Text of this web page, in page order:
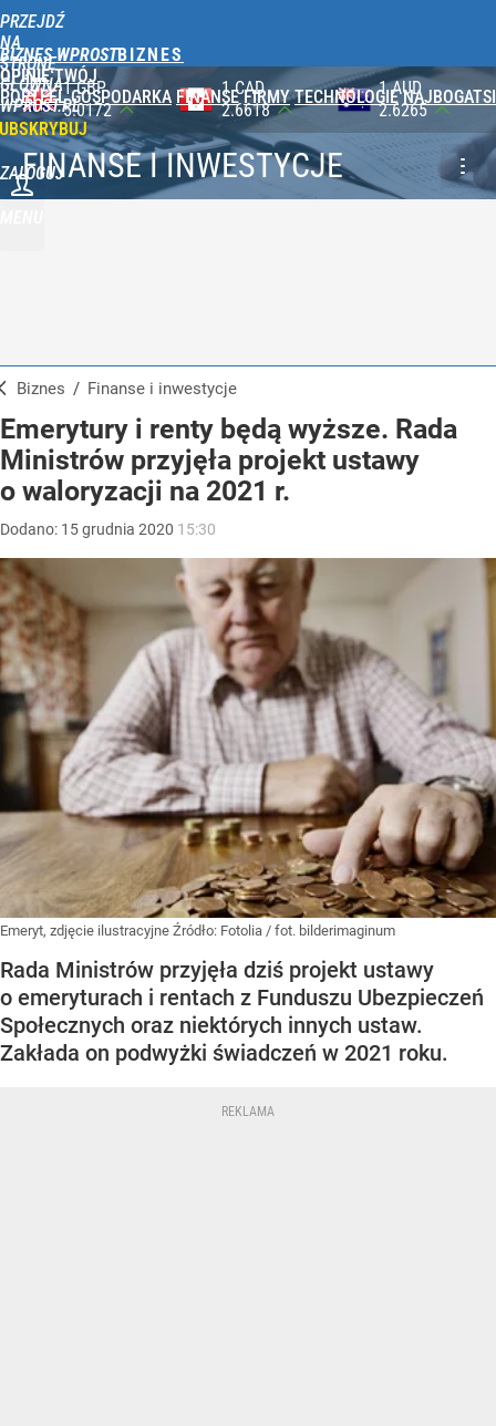
PRZEJDŹ
NA
STRONĘ
GŁÓWNĄ
WPROST.PL
BIZNES WPROST
OPINIE TWÓJ
PORTFEL GOSPODARKA FINANSE FIRMY TECHNOLOGIE NAJBOGATSI
ZALOGUJ
1 CAD
2.6618
1 AUD
2.6265
100 JPY
2.3565
FINANSE I INWESTYCJE
Biznes / Finanse i inwestycje
Emerytury i renty będą wyższe. Rada
Ministrów przyjęła projekt ustawy
o waloryzacji na 2021 r.
Dodano: 15grudnia 2020 15:30
Emeryt, zdjęcie ilustracyjne Źródło: Fotolia / fot. bilderimaginum
Rada Ministrów przyjęła dziś projekt ustawy
o emeryturach i rentach z Funduszu Ubezpieczeń
Społecznych oraz niektórych innych ustaw.
Zakłada on podwyżki świadczeń w 2021 roku.